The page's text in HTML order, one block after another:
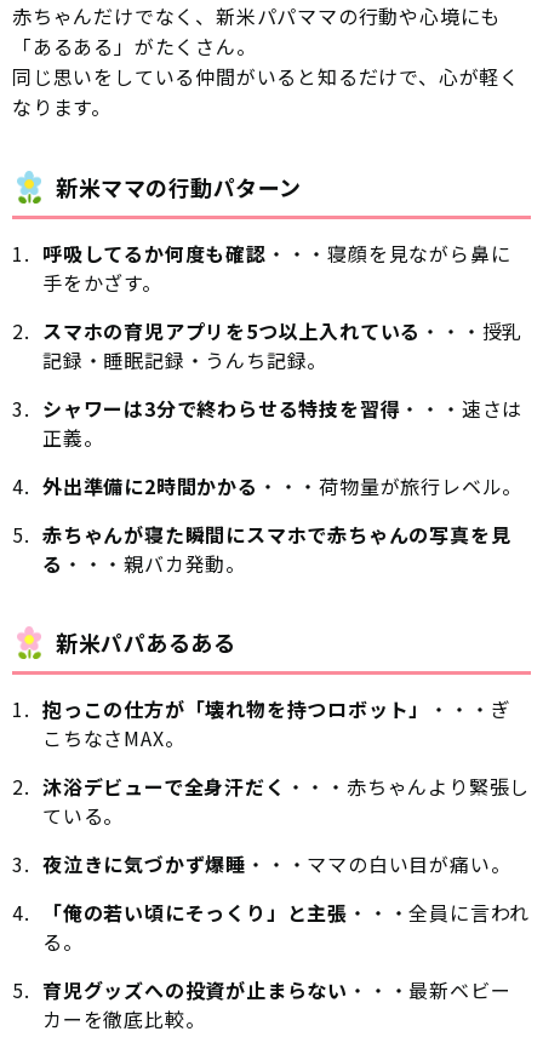
赤ちゃんだけでなく、新米パパママの行動や心境にも
「あるある」がたくさん。
同じ思いをしている仲間がいると知るだけで、心が軽く
なります。
新米ママの行動パターン
呼吸してるか何度も確認 ・・・寝顔を見ながら鼻に
手をかざす。
スマホの育児アプリを5つ以上入れている ・・・授乳
記録・睡眠記録・うんち記録。
シャワーは3分で終わらせる特技を習得 ・・・速さは
正義。
外出準備に2時間かかる ・・・荷物量が旅行レベル。
赤ちゃんが寝た瞬間にスマホで赤ちゃんの写真を見
る ・・・親バカ発動。
新米パパあるある
抱っこの仕方が「壊れ物を持つロボット」
・・・ぎ
こちなさMAX。
沐浴デビューで全身汗だく ・・・赤ちゃんより緊張し
ている。
夜泣きに気づかず爆睡 ・・・ママの白い目が痛い。
「俺の若い頃にそっくり」と主張 ・・・全員に言われ
る。
育児グッズへの投資が止まらない ・・・最新ベビー
カーを徹底比較。